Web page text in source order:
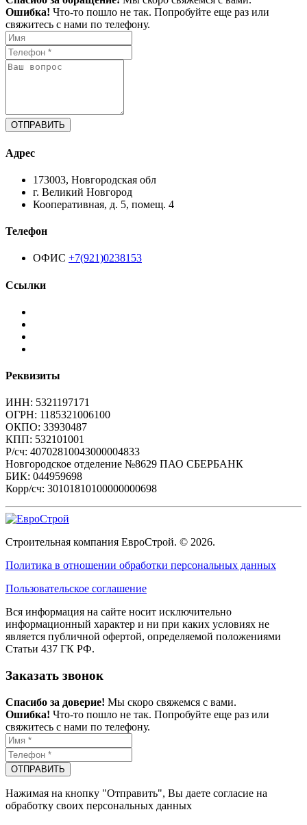
Ошибка! Что-то пошло не так. Попробуйте еще раз или
свяжитесь с нами по телефону.
ОТПРАВИТЬ
Адрес
173003, Новгородская обл
г. Великий Новгород
Кооперативная, д. 5, помещ. 4
Телефон
ОФИС +7(921)0238153
Ссылки
Реквизиты
ИНН: 5321197171
ОГРН: 1185321006100
ОКПО: 33930487
КПП: 532101001
Р/сч: 40702810043000004833
Новгородское отделение №8629 ПАО СБЕРБАНК
БИК: 044959698
Корр/сч: 30101810100000000698
Строительная компания ЕвроСтрой. © 2026.
Политика в отношении обработки персональных данных
Пользовательское соглашение
Вся информация на сайте носит исключительно
информационный характер и ни при каких условиях не
является публичной офертой, определяемой положениями
Статьи 437 ГК РФ.
Заказать звонок
Спасибо за доверие! Мы скоро свяжемся с вами.
Ошибка! Что-то пошло не так. Попробуйте еще раз или
свяжитесь с нами по телефону.
ОТПРАВИТЬ
Нажимая на кнопку "Отправить", Вы даете согласие на
обработку своих персональных данных